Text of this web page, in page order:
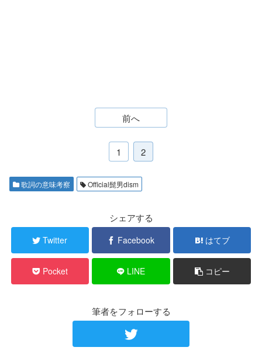
前へ
1 2
歌詞の意味考察 Official髭男dism
シェアする
Twitter Facebook はてブ
Pocket LINE コピー
筆者をフォローする